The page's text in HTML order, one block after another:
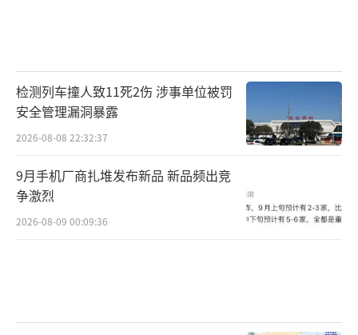
检测列车撞人致11死2伤 涉事单位被罚
安全管理漏洞暴露
2026-08-08 22:32:37
9月手机厂商扎堆发布新品 新品频出竞
争激烈
2026-08-09 00:09:36